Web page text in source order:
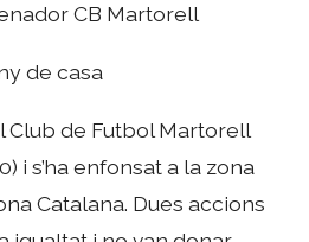
CB Martorell
de casa
Club de Futbol Martorell
i s’ha enfonsat a la zona
Catalana. Dues accions